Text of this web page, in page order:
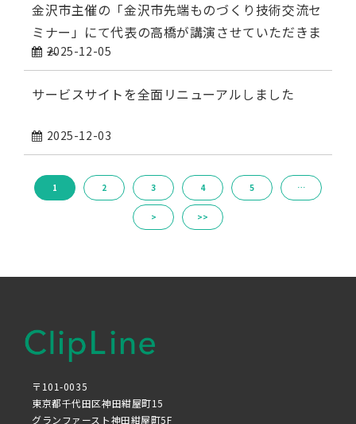
金沢市主催の「金沢市先端ものづくり技術交流セ
ミナー」にて代表の高橋が講演させていただきま
した2025-12-05
サービスサイトを全面リニューアルしました
2025-12-03
1 2 3 4 5 …
> >>
〒101-0035
東京都千代田区神田紺屋町15
グランファースト神田紺屋町5F